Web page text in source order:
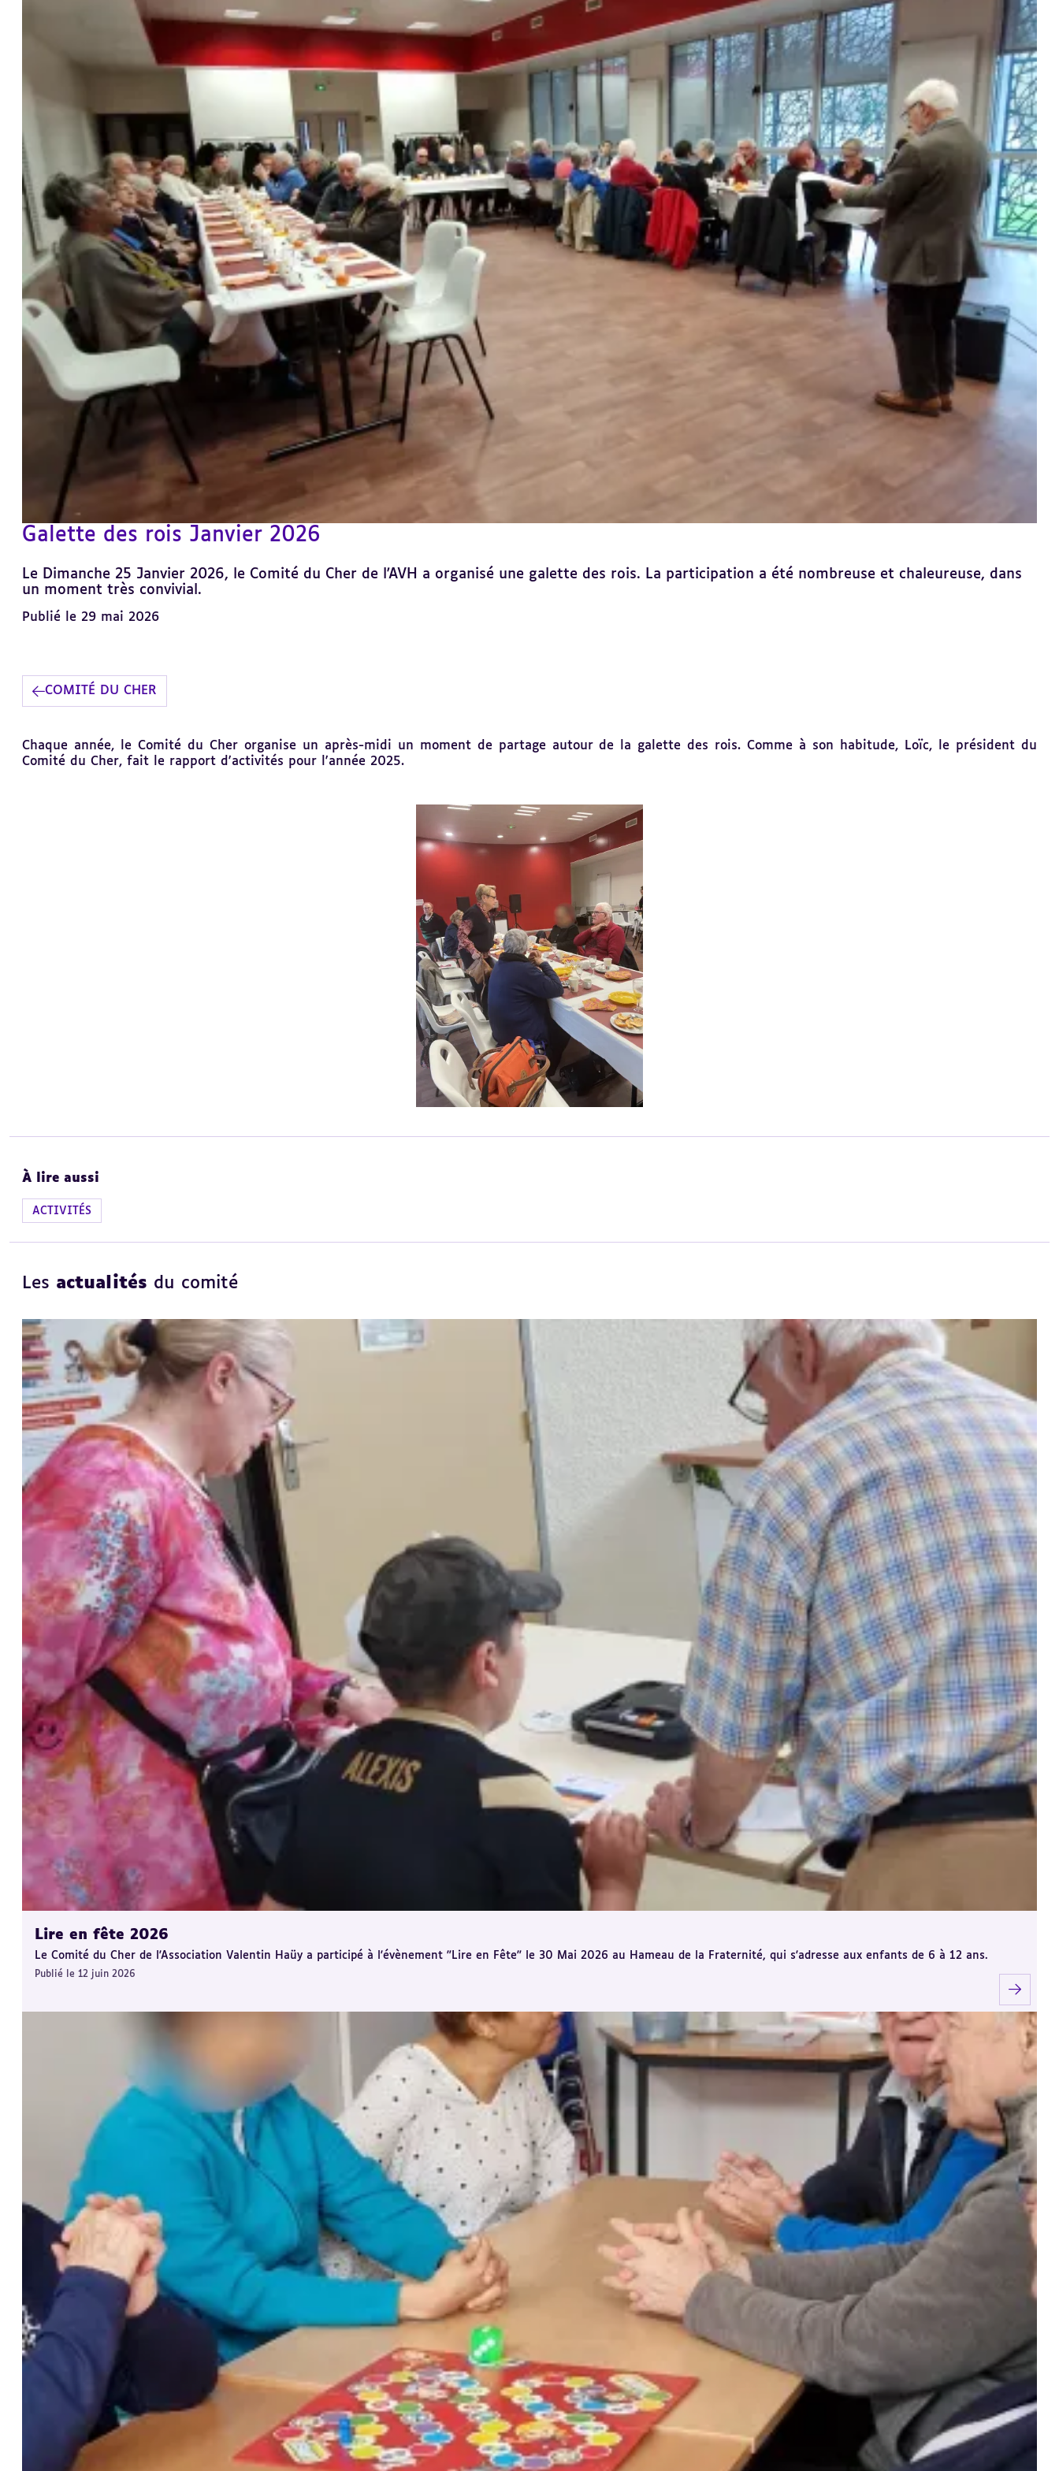
Galette des rois Janvier 2026
Le Dimanche 25 Janvier 2026, le Comité du Cher de l'AVH a organisé une galette des rois. La participation a été nombreuse et chaleureuse, dans
un moment très convivial.
Publié le 29 mai 2026
COMITÉ DU CHER
Chaque année, le Comité du Cher organise un après-midi un moment de partage autour de la galette des rois. Comme à son habitude, Loïc, le président du
Comité du Cher, fait le rapport d'activités pour l'année 2025.
au
sommaire
À lire aussi
ACTIVITÉS
Les actualités du comité
Lire en fête 2026
Le Comité du Cher de l'Association Valentin Haüy a participé à l'évènement "Lire en Fête" le 30 Mai 2026 au Hameau de la Fraternité, qui s'adresse aux enfants de 6 à 12 ans.
Publié le 12 juin 2026